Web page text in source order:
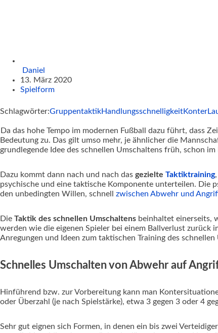
Daniel
13. März 2020
Spielform
Schlagwörter:GruppentaktikHandlungsschnelligkeitKonter
Da das hohe Tempo im modernen Fußball dazu führt, dass
Bedeutung zu. Das gilt umso mehr, je ähnlicher die
grundlegende Idee des schnellen Umschaltens früh, schon
Dazu kommt dann nach und nach das gezielte Taktiktraining
psychische und eine taktische Komponente unterteilen. Die
den unbedingten Willen, schnell zwischen Abwehr und
Die Taktik des schnellen Umschaltens beinhaltet einerseits,
werden wie die eigenen Spieler bei einem Ballverlust
Anregungen und Ideen zum taktischen Training des schnellen
Schnelles Umschalten von Abwehr auf
Hinführend bzw. zur Vorbereitung kann man
oder Überzahl (je nach Spielstärke), etwa 3 gegen 3 oder 4
Sehr gut eignen sich Formen, in denen ein bis zwei